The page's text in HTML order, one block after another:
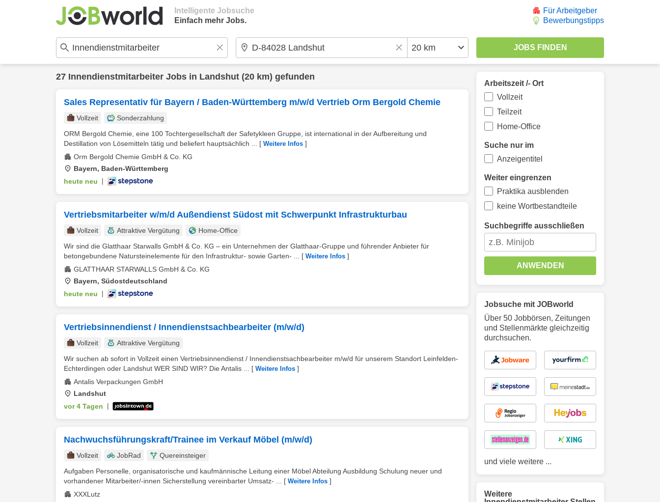
Intelligente Jobsuche
Einfach mehr Jobs.
Für Arbeitgeber
Bewerbungstipps
27 Innendienstmitarbeiter Jobs in Landshut (20 km) gefunden
Sales Representativ für Bayern / Baden-Württemberg m/w/d Vertrieb Orm Bergold Chemie
Vollzeit
Sonderzahlung
ORM Bergold Chemie, eine 100 Tochtergesellschaft der Safetykleen Gruppe, ist international in der Aufbereitung und
Destillation von Lösemitteln tätig und beliefert hauptsächlich ...
[ Weitere Infos ]
Orm Bergold Chemie GmbH & Co. KG
Bayern, Baden-Württemberg
heute neu
Vertriebsmitarbeiter w/m/d Außendienst Südost mit Schwerpunkt Infrastrukturbau
Vollzeit Attraktive Vergütung
Home-Office
Wir sind die Glatthaar Starwalls GmbH & Co. KG – ein Unternehmen der Glatthaar-Gruppe und führender Anbieter für
betongebundene Natursteinelemente für den Infrastruktur- sowie Garten- ...
[ Weitere Infos ]
GLATTHAAR STARWALLS GmbH & Co. KG
Bayern, Südostdeutschland
heute neu
Vertriebsinnendienst / Innendienstsachbearbeiter (m/w/d)
Vollzeit
Attraktive Vergütung
Wir suchen ab sofort in Vollzeit einen Vertriebsinnendienst / Innendienstsachbearbeiter m/w/d für unserem Standort Leinfelden-
Echterdingen oder Landshut WER SIND WIR? Die Antalis ...
[ Weitere Infos ]
Antalis Verpackungen GmbH
Landshut
vor 4 Tagen
Nachwuchsführungskraft/Trainee im Verkauf Möbel (m/w/d)
Vollzeit JobRad
Quereinsteiger
Aufgaben Personelle, organisatorische und kaufmännische Leitung einer Möbel Abteilung Ausbildung Schulung neuer und
vorhandener Mitarbeiter/-innen Sicherstellung vereinbarter Umsatz- ...
[ Weitere Infos ]
XXXLutz
Arbeitszeit /- Ort
Vollzeit
Teilzeit
Home-Office
Suche nur im
Anzeigentitel
Weiter eingrenzen
Praktika ausblenden
keine Wortbestandteile
Suchbegriffe ausschließen
ANWENDEN
Jobsuche mit JOBworld
Über 50 Jobbörsen, Zeitungen
und Stellenmärkte gleichzeitig
durchsuchen.
und viele weitere ...
Weitere